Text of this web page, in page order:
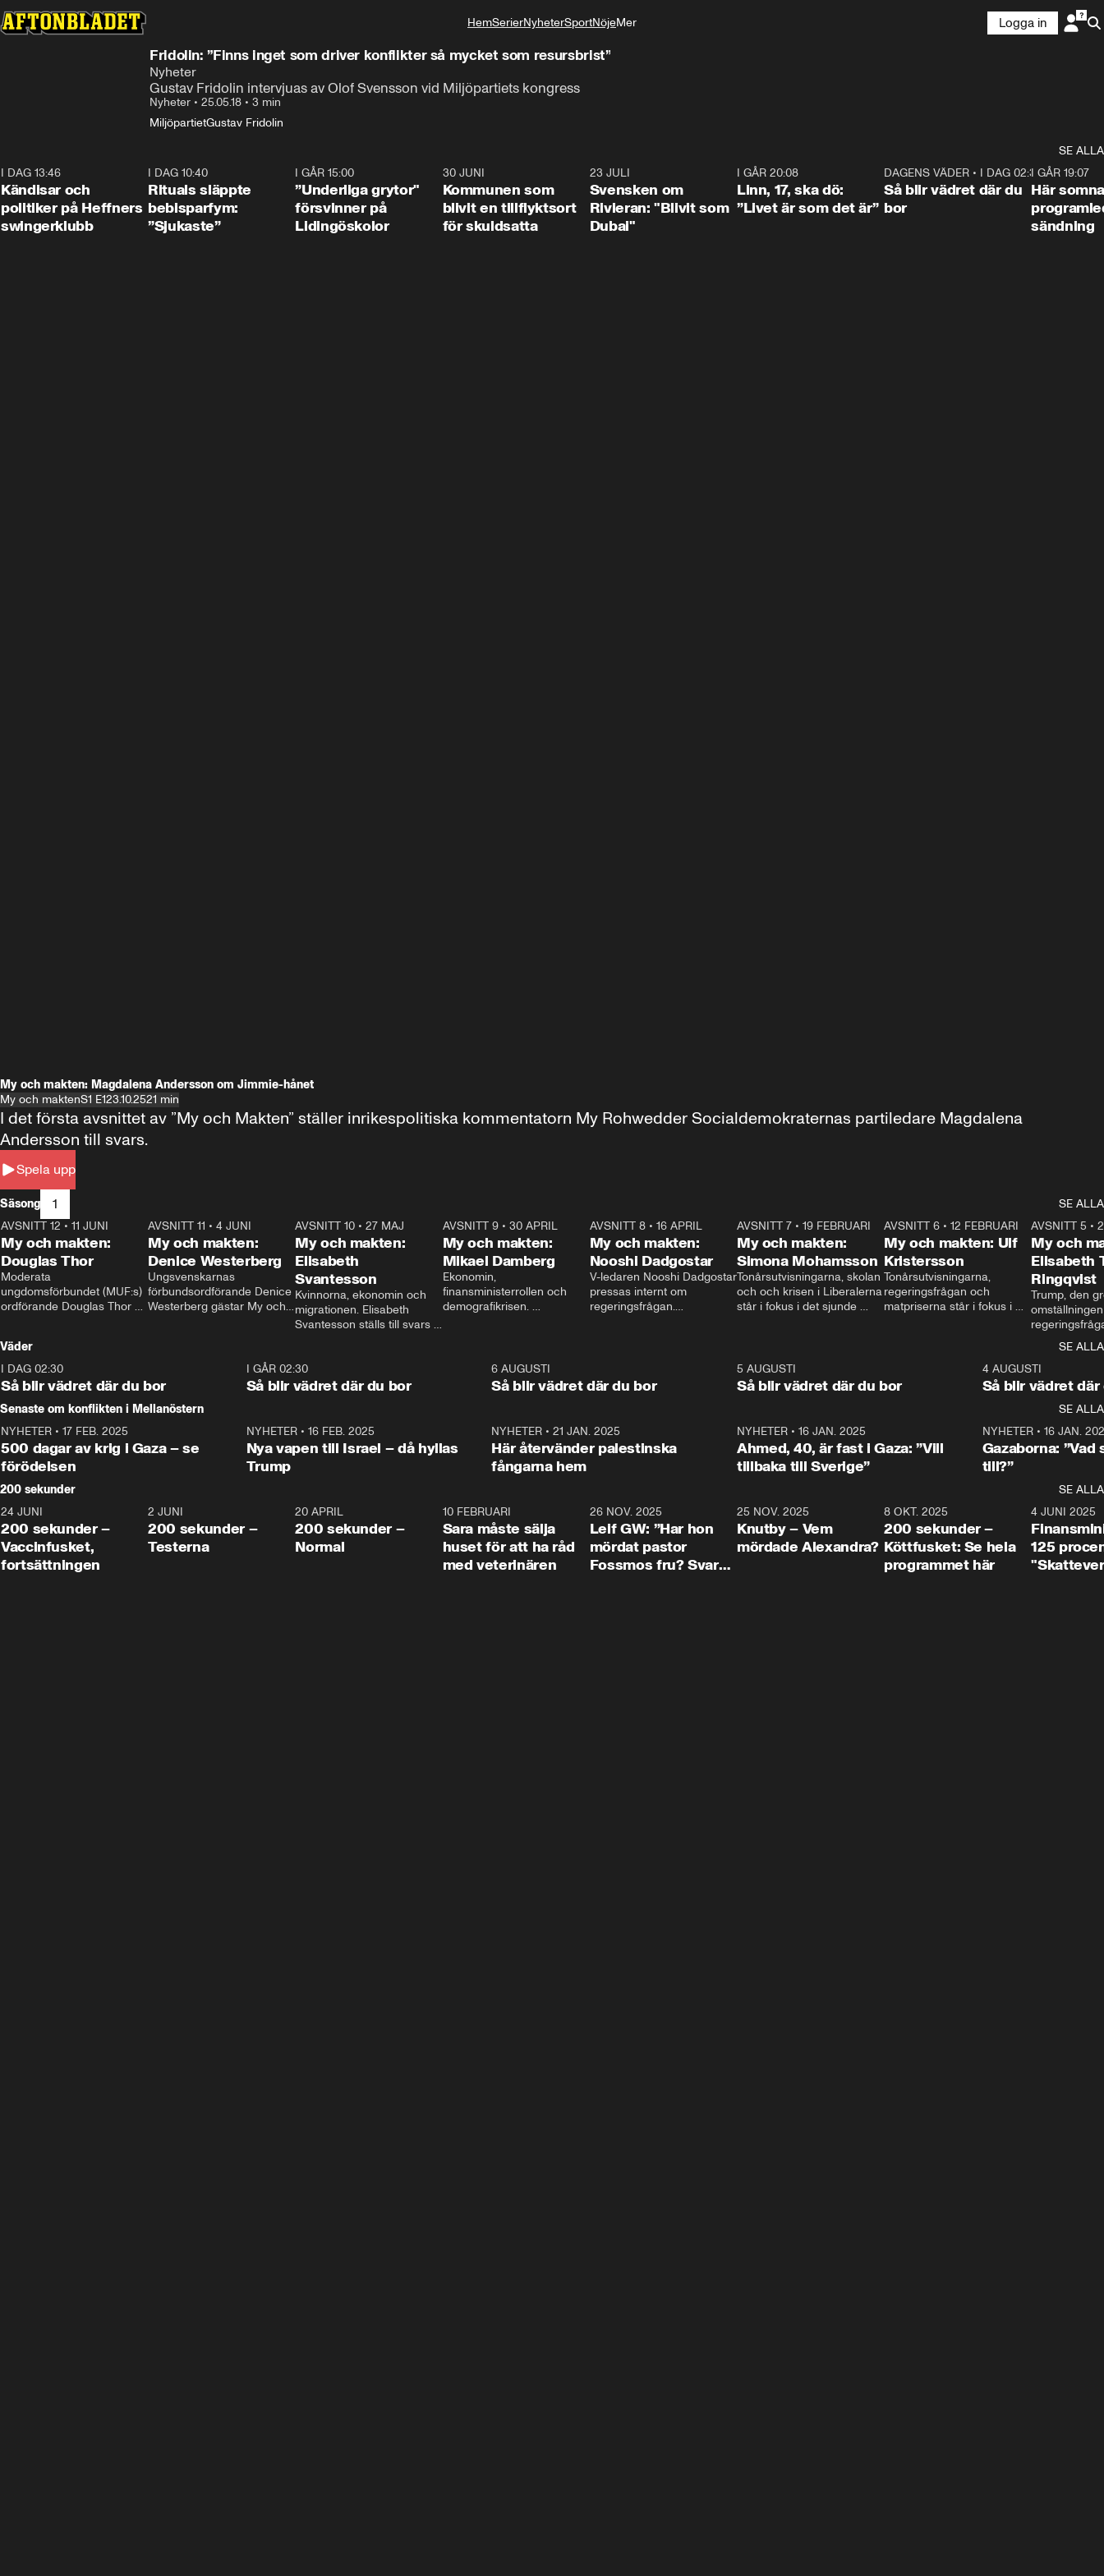
HemSerierNyheterSportNöjeMer
Livsstil
Logga in
Fridolin: ”Finns inget som driver konflikter så mycket som resursbrist”
Nyheter
Gustav Fridolin intervjuas av Olof Svensson vid Miljöpartiets kongress
Nyheter • 25.05.18 • 3 min
MiljöpartietGustav Fridolin
SE ALLA
I DAG 13:46
Kändisar och
politiker på Heffners
swingerklubb
I DAG 10:40
Rituals släppte
bebisparfym:
”Sjukaste”
I GÅR 15:00
”Underliga grytor"
försvinner på
Lidingöskolor
30 JUNI
Kommunen som
blivit en tillflyktsort
för skuldsatta
23 JULI
Svensken om
Rivieran: "Blivit som
Dubai"
I GÅR 20:08
Linn, 17, ska dö:
”Livet är som det är”
1:06
DAGENS VÄDER • I DAG 02:30
Så blir vädret där du
bor
I GÅR 19:07
Här
sändning
My och makten: Magdalena Andersson om Jimmie-hånet
My och maktenS1 E123.10.2521 min
Spela upp
I det första avsnittet av ”My och Makten” ställer inrikespolitiska kommentatorn My Rohwedder Socialdemokraternas partiledare Magdalena
Andersson till svars.
Säsong 1
SE ALLA
26:27
AVSNITT 12 • 11 JUNI
My och makten:
Douglas Thor
Moderata
ungdomsförbundet (MUF:s)
ordförande Douglas Thor
tonårsutvisningarna och hur
Moderaterna ska locka
väljare till valet i höst.
23:40
AVSNITT 11 •4 JUNI
My och makten:
Denice Westerberg
Ungsvenskarnas
förbundsordförande Denice
Westerberg gästar My och
AVSNITT 10 •27 MAJ
My och makten:
Elisabeth
Svantesson
Kvinnorna, ekonomin och
migrationen. Elisabeth
Svantesson ställs till svars
AVSNITT 9• 30 APRIL
My och makten:
Mikael Damberg
Ekonomin,
finansministerrollen och
demografikrisen.
och Makten.
AVSNITT 8• 16 APRIL
My och makten:
Nooshi Dadgostar
V-ledaren Nooshi Dadgostar
pressas internt om
regeringsfrågan.
– Vi ställer upp i val. Ska vi
vara med så sitter vi förstås
24:30
AVSNITT 7• 19 FEBRUARI
My och makten:
Simona Mohamsson
Tonårsutvisningarna, skolan
och och krisen i Liberalerna
står i fokus i det sjunde
kommentator My
Rohwedder ställer
utbildnings- och
Mohamsson till svars.
27:30
AVSNITT 6 •12 FEBRUARI
My och makten: Ulf
Kristersson
Tonårsutvisningarna,
regeringsfrågan och
matpriserna står i fokus i
Rohwedder ställer
statsminister Ulf Kristersson
AVSNITT 5 •
My och
Elisabeth
Ringqvist
Trump, den
centrum i
avsnittet av
Makten”. Se
Aftonbladets
Rohwedder
Thand Ring
Väder
SE ALLA
I DAG 02:30
Så blir vädret där du bor
1:06
I GÅR 02:30
Så blir vädret där du bor
6 AUGUSTI
Så blir vädret där du bor
5 AUGUSTI
Så blir vädret där du bor
4 AUGUSTI
Så blir vädret där
Senaste om konflikten i Mellanöstern
SE ALLA
NYHETER • 17 FEB. 2025
500 dagar av krig i Gaza – se
förödelsen
NYHETER• 16 FEB. 2025
Nya vapen till Israel – då hyllas
Trump
NYHETER •21 JAN. 2025
Här återvänder palestinska
fångarna hem
NYHETER• 16 JAN. 2025
Ahmed, 40, är fast i Gaza: ”Vill
tillbaka till Sverige”
NYHETER• 16 JAN.
Gazaborna:
till?”
200 sekunder
SE ALLA
5:00
24 JUNI
200 sekunder –
Vaccinfusket,
fortsättningen
4:23
2 JUNI
200 sekunder –
Testerna
20 APRIL
200 sekunder –
Normal
10 FEBRUARI
Sara måste sälja
huset för att ha råd
med veterinären
26 NOV. 2025
Leif GW: ”Har hon
mördat pastor
Fossmos fru? Svar
31:05
25 NOV. 2025
Knutby – Vem
mördade Alexandra?
4:29
8 OKT. 2025
200 sekunder –
Köttfusket: Se hela
programmet här
4 JUNI 2025
125